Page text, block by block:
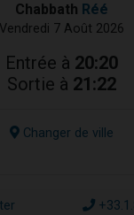
Chabbath Réé
Vendredi 7 Août 2026
Entrée à 20:20
Sortie à 21:22
Changer de ville